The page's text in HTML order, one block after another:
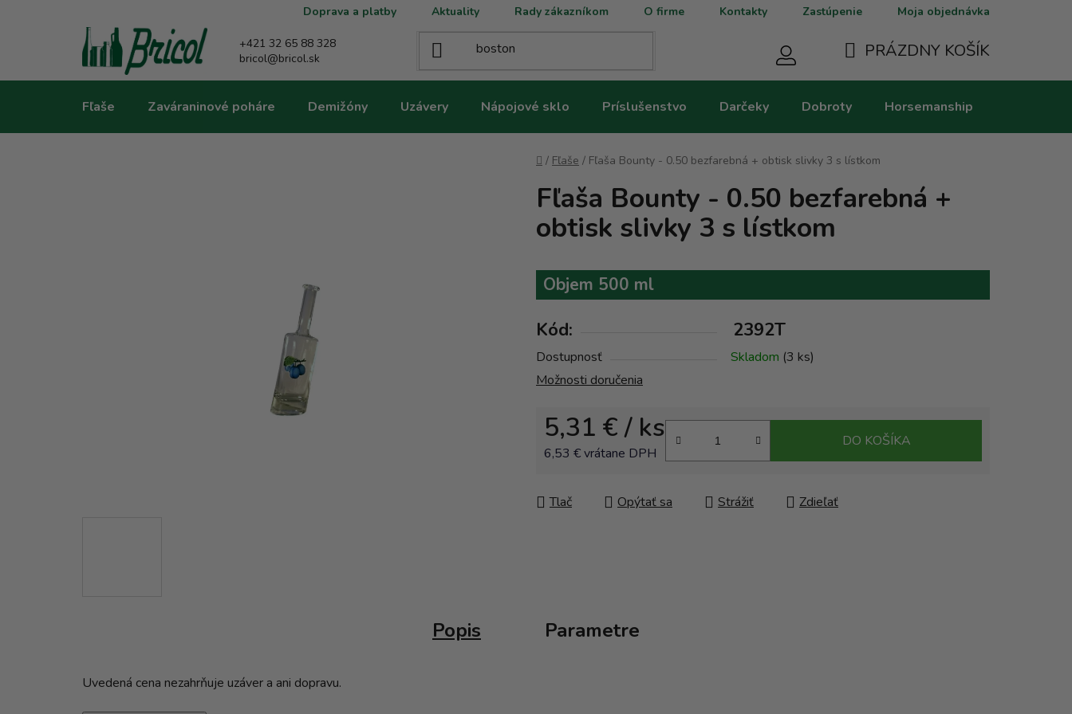
Doprava a platby Aktuality Rady zákazníkom O firme Kontakty Zastúpenie Moja objednávka
+421 32 65 88 328
bricol@bricol.sk
KOŠÍK
PRÁZDNY KOŠÍK
Fľaše Zaváraninové poháre Demižóny Uzávery Nápojové sklo Príslušenstvo Darčeky Dobroty Horsemanship
Domov
/ Fľaše / Fľaša Bounty - 0.50 bezfarebná + obtisk slivky 3 s lístkom
Fľaša Bounty - 0.50 bezfarebná +
obtisk slivky 3 s lístkom
Objem 500 ml
Kód: 2392T
Dostupnosť Skladom (3 ks)
Možnosti doručenia
5,31 €/ ks
6,53 € vrátane DPH
DO KOŠÍKA
Tlač Opýtať sa Strážiť Zdieľať
Popis Parametre
Uvedená cena nezahrňuje uzáver a ani dopravu.